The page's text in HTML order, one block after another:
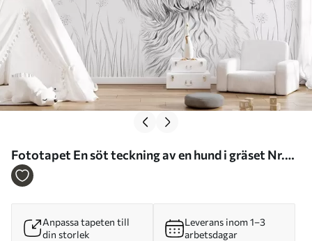
Fototapet En söt teckning av en hund i gräset Nr.
w05656
Anpassa tapeten till
din storlek
Leverans inom 1–3
arbetsdagar